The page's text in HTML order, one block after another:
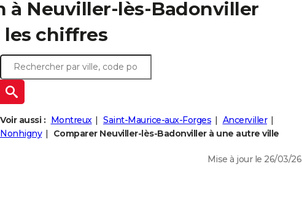
à Neuviller-lès-Badonviller
les chiffres
Voir aussi : Montreux Saint-Maurice-aux-Forges
Ancerviller
Nonhigny
Comparer Neuviller-lès-Badonviller à une autre ville
Mise à jour le 26/03/26